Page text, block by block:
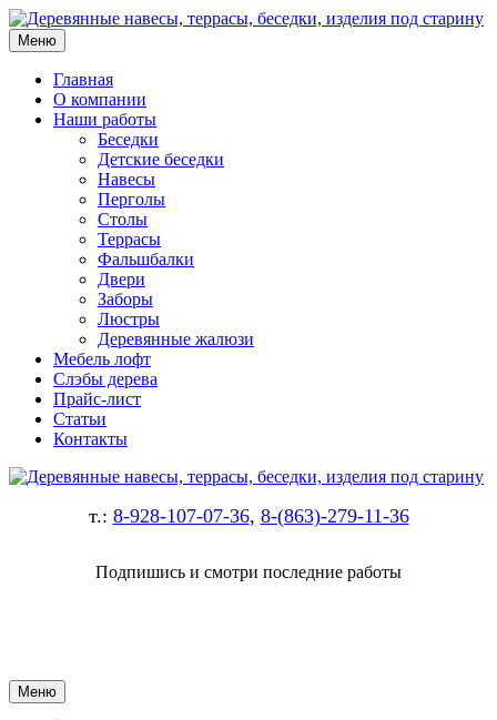
Меню
Главная
О компании
Наши работы
Беседки
Детские беседки
Навесы
Перголы
Столы
Террасы
Фальшбалки
Двери
Заборы
Люстры
Деревянные жалюзи
Мебель лофт
Слэбы дерева
Прайс-лист
Статьи
Контакты
т.: 8-928-107-07-36, 8-(863)-279-11-36
Подпишись и смотри последние работы
Меню